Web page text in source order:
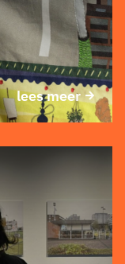
lees meer